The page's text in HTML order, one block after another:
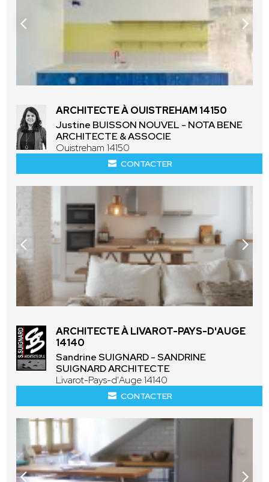
ARCHITECTE À OUISTREHAM 14150
Justine BUISSON NOUVEL - NOTA BENE
ARCHITECTE & ASSOCIE
Ouistreham 14150
CONTACTER
ARCHITECTE À LIVAROT-PAYS-D'AUGE
14140
Sandrine SUIGNARD - SANDRINE
SUIGNARD ARCHITECTE
Livarot-Pays-d'Auge 14140
CONTACTER